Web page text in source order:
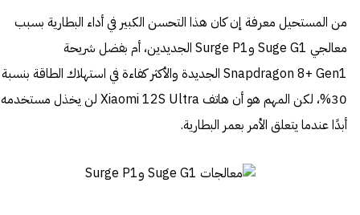
من المستحيل معرفة إن كان هذا التحسن الكبير في أداء البطارية بسبب
معالجي Suge G1 وSurge P1 الجديدين، أم بفضل شريحة
Snapdragon 8+ Gen1 الجديدة والأكثر كفاءة في استهلاك الطاقة بنسبة
30%، لكن المهم هو أن هاتف Xiaomi 12S Ultra لن يخذل مستخدمه
أبدًا عندما يتعلق الأمر بعمر البطارية.